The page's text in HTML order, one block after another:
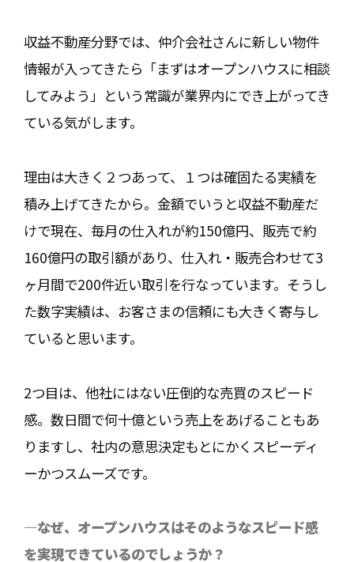
収益不動産分野では、仲介会社さんに新しい物件
情報が入ってきたら「まずはオープンハウスに相談
してみよう」という常識が業界内にでき上がってき
ている気がします。
理由は大きく２つあって、１つは確固たる実績を
積み上げてきたから。金額でいうと収益不動産だ
けで現在、毎月の仕入れが約150億円、販売で約
160億円の取引額があり、仕入れ・販売合わせて3
ヶ月間で200件近い取引を行なっています。そうし
た数字実績は、お客さまの信頼にも大きく寄与し
ていると思います。
2つ目は、他社にはない圧倒的な売買のスピード
感。数日間で何十億という売上をあげることもあ
りますし、社内の意思決定もとにかくスピーディ
ーかつスムーズです。
―なぜ、オープンハウスはそのようなスピード感
を実現できているのでしょうか？